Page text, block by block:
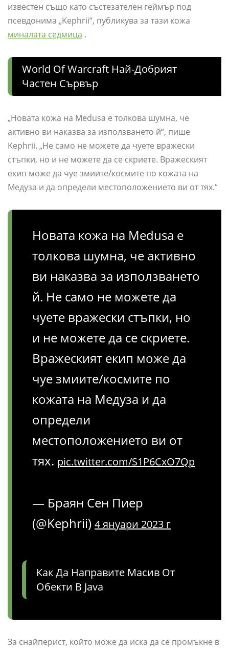
известен също като състезателен геймър под
псевдонима „Kephrii“, публикува за тази кожа
миналата седмица .
World Of Warcraft Най-Добрият
Частен Сървър
„Новата кожа на Medusa е толкова шумна, че
активно ви наказва за използването й“, пише
Kephrii. „Не само не можете да чуете вражески
стъпки, но и не можете да се скриете. Вражеският
екип може да чуе змиите/космите по кожата на
Медуза и да определи местоположението ви от тях.“
Новата кожа на Medusa е
толкова шумна, че активно
ви наказва за използването
й. Не само не можете да
чуете вражески стъпки, но
и не можете да се скриете.
Вражеският екип може да
чуе змиите/космите по
кожата на Медуза и да
определи
местоположението ви от
тях. pic.twitter.com/S1P6CxO7Qp
— Браян Сен Пиер
(@Kephrii) 4 януари 2023 г
Как Да Направите Масив От
Обекти В Java
За снайперист, който може да иска да се промъкне в